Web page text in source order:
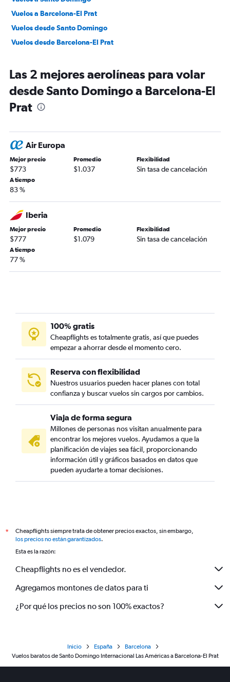
Vuelos a Barcelona-El Prat
Vuelos desde Santo Domingo
Vuelos desde Barcelona-El Prat
Las 2 mejores aerolíneas para volar
desde Santo Domingo a Barcelona-El
Prat
Air Europa
Mejor precio
$773
Promedio
$1.037
Flexibilidad
Sin tasa de cancelación
A tiempo
83 %
Iberia
Mejor precio
$777
Promedio
$1.079
Flexibilidad
Sin tasa de cancelación
A tiempo
77 %
100% gratis
Cheapflights es totalmente gratis, así que puedes
empezar a ahorrar desde el momento cero.
Reserva con flexibilidad
Nuestros usuarios pueden hacer planes con total
confianza y buscar vuelos sin cargos por cambios.
Viaja de forma segura
Millones de personas nos visitan anualmente para
encontrar los mejores vuelos. Ayudamos a que la
planificación de viajes sea fácil, proporcionando
información útil y gráficos basados en datos que
pueden ayudarte a tomar decisiones.
*
Cheapflights siempre trata de obtener precios exactos, sin embargo,
los precios no están garantizados.
Esta es la razón:
Cheapflights no es el vendedor.
Agregamos montones de datos para ti
¿Por qué los precios no son 100% exactos?
Inicio España
Barcelona
Vuelos baratos de Santo Domingo Internacional Las Américas a Barcelona-El Prat